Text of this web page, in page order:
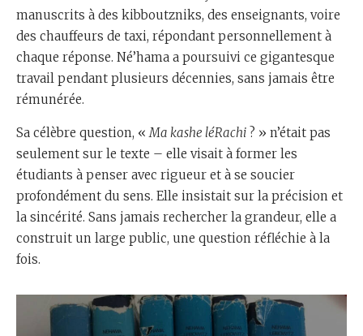
manuscrits à des kibboutzniks, des enseignants, voire
des chauffeurs de taxi, répondant personnellement à
chaque réponse. Né’hama a poursuivi ce gigantesque
travail pendant plusieurs décennies, sans jamais être
rémunérée.
Sa célèbre question, «Ma kashe léRachi ? » n’était pas
seulement sur le texte – elle visait à former les
étudiants à penser avec rigueur et à se soucier
profondément du sens. Elle insistait sur la précision et
la sincérité. Sans jamais rechercher la grandeur, elle a
construit un large public, une question réfléchie à la
fois.